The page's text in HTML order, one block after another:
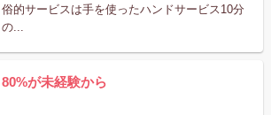
俗的サービスは手を使ったハンドサービス10分
の...
80%が未経験から